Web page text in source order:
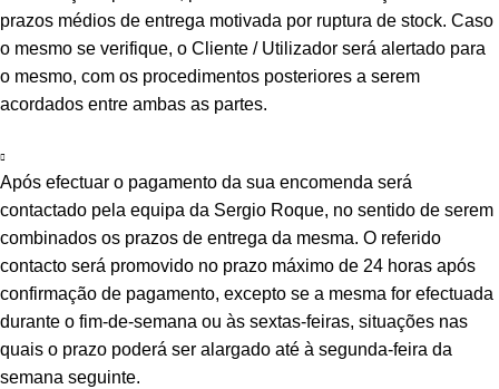
prazos médios de entrega motivada por ruptura de stock. Caso
o mesmo se verifique, o Cliente / Utilizador será alertado para
o mesmo, com os procedimentos posteriores a serem
acordados entre ambas as partes.
Após efectuar o pagamento da sua encomenda será
contactado pela equipa da Sergio Roque, no sentido de serem
combinados os prazos de entrega da mesma. O referido
contacto será promovido no prazo máximo de 24 horas após
confirmação de pagamento, excepto se a mesma for efectuada
durante o fim-de-semana ou às sextas-feiras, situações nas
quais o prazo poderá ser alargado até à segunda-feira da
semana seguinte.